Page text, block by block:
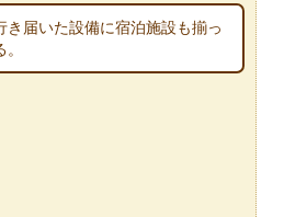
届いた設備に宿泊施設も揃っ